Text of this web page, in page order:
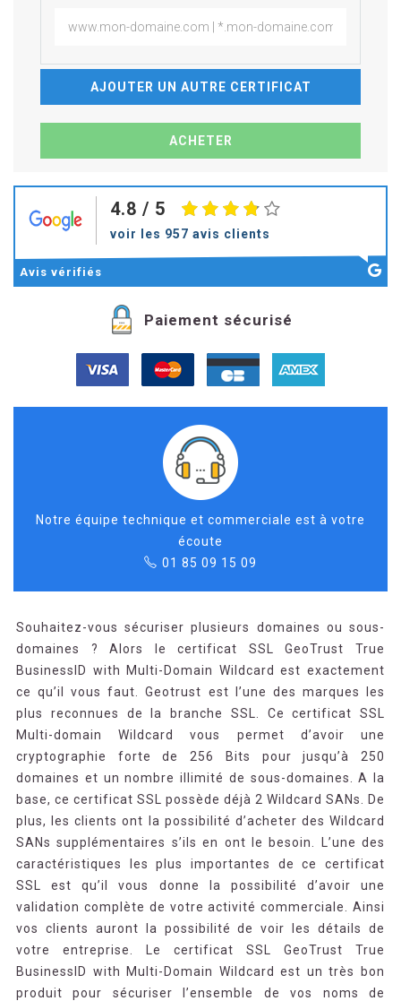
AJOUTER UN AUTRE CERTIFICAT
4.8 / 5
voir les 957 avis clients
Avis vérifiés
Paiement sécurisé
Notre équipe technique et commerciale est à votre
écoute
01 85 09 15 09
Souhaitez-vous sécuriser plusieurs domaines ou sous-
domaines ? Alors le certificat SSL GeoTrust True
BusinessID with Multi-Domain Wildcard est exactement
ce qu’il vous faut. Geotrust est l’une des marques les
plus reconnues de la branche SSL. Ce certificat SSL
Multi-domain Wildcard vous permet d’avoir une
cryptographie forte de 256 Bits pour jusqu’à 250
domaines et un nombre illimité de sous-domaines. A la
base, ce certificat SSL possède déjà 2 Wildcard SANs. De
plus, les clients ont la possibilité d’acheter des Wildcard
SANs supplémentaires s’ils en ont le besoin. L’une des
caractéristiques les plus importantes de ce certificat
SSL est qu’il vous donne la possibilité d’avoir une
validation complète de votre activité commerciale. Ainsi
vos clients auront la possibilité de voir les détails de
votre entreprise. Le certificat SSL GeoTrust True
BusinessID with Multi-Domain Wildcard est un très bon
produit pour sécuriser l’ensemble de vos noms de